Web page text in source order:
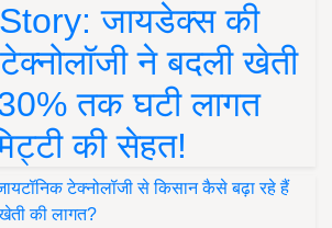
जायडेक्स की
ने बदली खेती
तक घटी लागत
की सेहत!